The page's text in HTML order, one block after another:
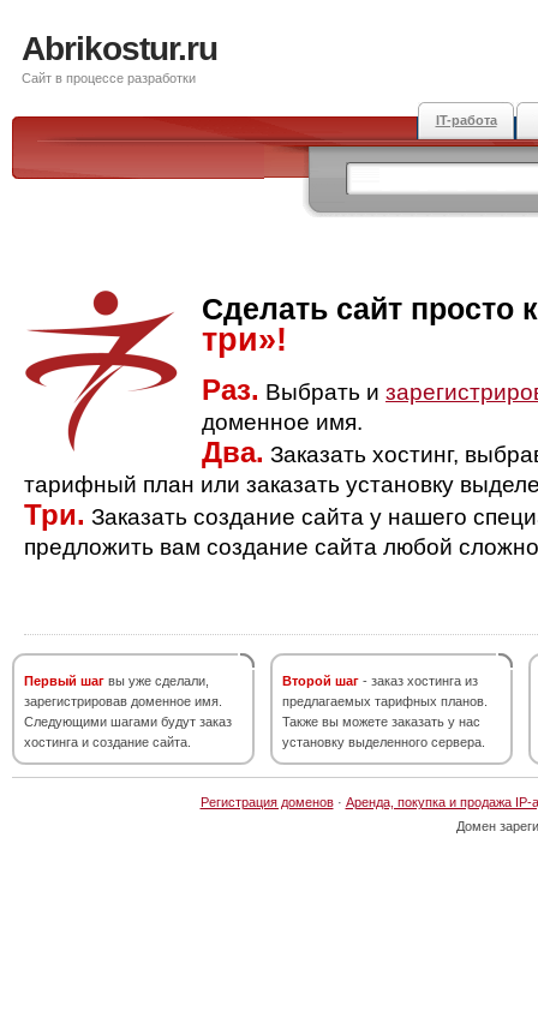
Abrikostur.ru
Сайт в процессе разработки
IT-работа
Сделать сайт просто
три»!
Раз. Выбрать и
доменное имя.
Два. Заказать хостинг,
тарифный план или заказать установку
Три. Заказать создание сайта у нашего
предложить вам создание сайта любой
Первый шаг вы уже сделали,
зарегистрировав доменное имя.
Следующими шагами будут заказ
хостинга и создание сайта.
Второй шаг - заказ хостинга из
предлагаемых тарифных планов.
Также вы можете заказать у нас
установку выделенного сервера.
Регистрация доменов· Аренда, покупка и продажа IP-
Домен